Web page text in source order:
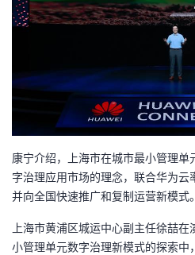
博
的
坛
我
圈
的
播
我
活
动
的
关
注
我
的
开
我
的
我
康宁介绍，上海市在城市最小管理
字治理应用市场的理念，联合华为云
并向全国快速推广和复制运营新模式。
上海市黄浦区城运中心副主任徐喆
小管理单元数字治理新模式的探索中